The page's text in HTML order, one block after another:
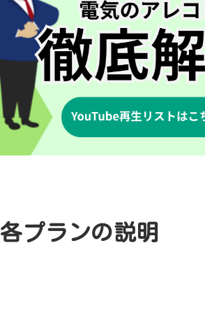
各プランの説明